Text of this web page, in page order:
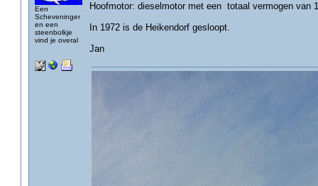
Een
Scheveninger
en een
steenbolkje
vind je overal
Hoofmotor: dieselmotor met een totaal vermogen van
In 1972 is de Heikendorf gesloopt.
Jan